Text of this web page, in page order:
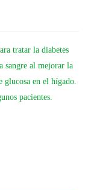
tratar la diabetes
sangre al mejorar la
en el hígado.
pacientes.